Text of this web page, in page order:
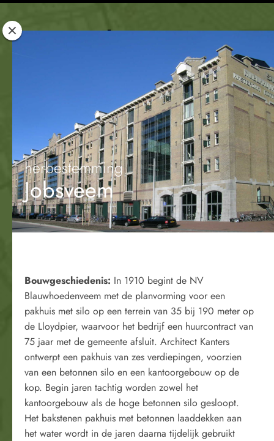
Rotterdam
herbestemming
Jobsveem
Bouwgeschiedenis: In 1910 begint de NV
Blauwhoedenveem met de planvorming voor een
pakhuis met silo op een terrein van 35 bij 190 meter op
de Lloydpier, waarvoor het bedrijf een huurcontract van
75 jaar met de gemeente afsluit. Architect Kanters
ontwerpt een pakhuis van zes verdiepingen, voorzien
van een betonnen silo en een kantoorgebouw op de
kop. Begin jaren tachtig worden zowel het
kantoorgebouw als de hoge betonnen silo gesloopt.
Het bakstenen pakhuis met betonnen laaddekken aan
het water wordt in de jaren daarna tijdelijk gebruikt